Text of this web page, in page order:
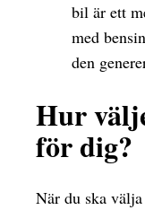
bil är ett
med
den
Hur
för dig?
När du ska